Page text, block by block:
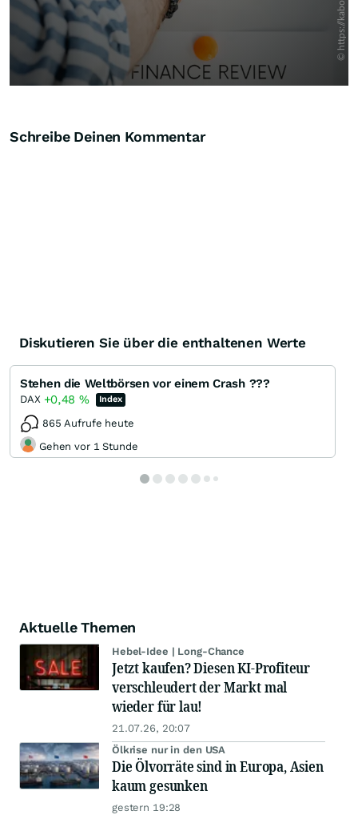
Schreibe Deinen Kommentar
Diskutieren Sie über die enthaltenen Werte
Stehen die Weltbörsen vor einem Crash ???
DAX +0,48 % Index
865 Aufrufe heute
Gehen vor 1 Stunde
Aktuelle Themen
Hebel-Idee | Long-Chance
Jetzt kaufen? Diesen KI-Profiteur
verschleudert der Markt mal
wieder für lau!
21.07.26, 20:07
Ölkrise nur in den USA
Die Ölvorräte sind in Europa, Asien
kaum gesunken
gestern 19:28